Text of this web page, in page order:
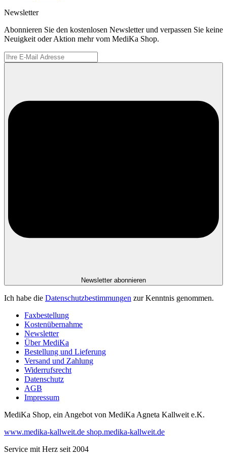
Newsletter
Abonnieren Sie den kostenlosen Newsletter und verpassen Sie keine
Neuigkeit oder Aktion mehr vom MediKa Shop.
Newsletter abonnieren
Ich habe die Datenschutzbestimmungen zur Kenntnis genommen.
Faxbestellung
Kostenübernahme
Newsletter
Über MediKa
Bestellung und Lieferung
Versand und Zahlung
Widerrufsrecht
Datenschutz
AGB
Impressum
MediKa Shop, ein Angebot von MediKa Agneta Kallweit e.K.
www.medika-kallweit.de shop.medika-kallweit.de
Service mit Herz seit 2004